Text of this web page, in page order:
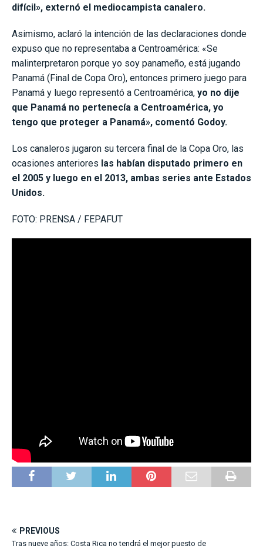
difícil», externó el mediocampista canalero.
Asimismo, aclaró la intención de las declaraciones donde
expuso que no representaba a Centroamérica: «Se
malinterpretaron porque yo soy panameño, está jugando
Panamá (Final de Copa Oro), entonces primero juego para
Panamá y luego representó a Centroamérica, yo no dije
que Panamá no pertenecía a Centroamérica, yo
tengo que proteger a Panamá», comentó Godoy.
Los canaleros jugaron su tercera final de la Copa Oro, las
ocasiones anteriores las habían disputado primero en
el 2005 y luego en el 2013, ambas series ante Estados
Unidos.
FOTO: PRENSA / FEPAFUT
PREVIOUS
Tras nueve años: Costa Rica no tendrá el mejor puesto de